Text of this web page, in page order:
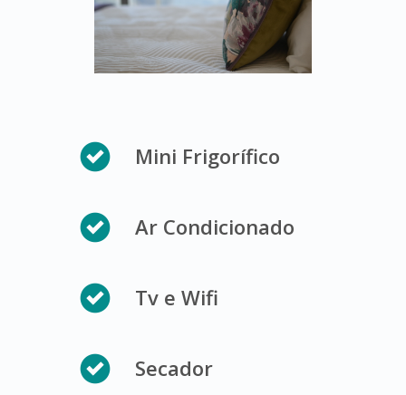
Mini Frigorífico
Ar Condicionado
Tv e Wifi
Secador